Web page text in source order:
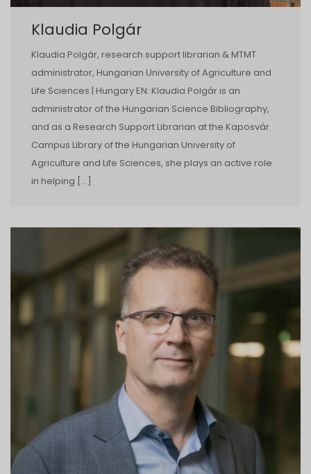
Klaudia Polgár
Klaudia Polgár, research support librarian & MTMT
administrator, Hungarian University of Agriculture and
Life Sciences | Hungary EN: Klaudia Polgár is an
administrator of the Hungarian Science Bibliography,
and as a Research Support Librarian at the Kaposvár
Campus Library of the Hungarian University of
Agriculture and Life Sciences, she plays an active role
in helping […]